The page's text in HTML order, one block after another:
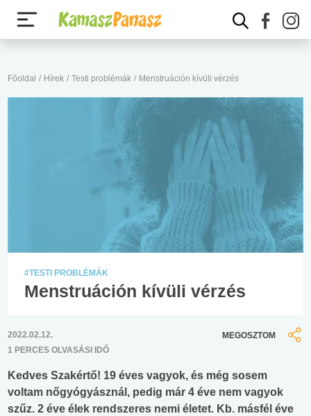
Főoldal / Hírek / Testi problémák / Menstruáción kívüli vérzés
#TESTI PROBLÉMÁK
Menstruáción kívüli vérzés
2022.02.12.
1 PERCES OLVASÁSI IDŐ
MEGOSZTOM
Kedves Szakértő! 19 éves vagyok, és még sosem
voltam nőgyógyásznál, pedig már 4 éve nem vagyok
szűz. 2 éve élek rendszeres nemi életet. Kb. másfél éve